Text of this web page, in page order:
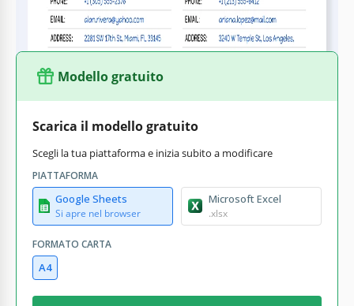
Modello gratuito
Scarica il modello gratuito
Scegli la tua piattaforma e inizia subito a modificare
PIATTAFORMA
Google Sheets
Si apre nel browser
Microsoft Excel
.xlsx
FORMATO CARTA
A4